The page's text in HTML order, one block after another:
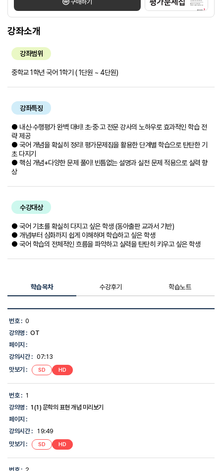
구매하기
강좌소개
강좌범위
중학교 1학년 국어 1학기 ( 1단원 ~ 4단원)
강좌특징
● 내신·수행평가 완벽 대비! 초·중·고 전문 강사의 노하우로 효과적인 학습 전
략 제공
● 국어 개념을 확실히 정리! 평가문제집을 활용한 단계별 학습으로 탄탄한 기
초 다지기
● 핵심 개념+다양한 문제 풀이! 빈틈없는 설명과 실전 문제 적용으로 실력 향
상
수강대상
● 국어 기초를 확실히 다지고 싶은 학생 (동아출판 교과서 기반)
● 개념부터 심화까지 쉽게 이해하며 학습하고 싶은 학생
● 국어 학습의 전체적인 흐름을 파악하고 실력을 탄탄히 키우고 싶은 학생
학습목차 수강후기 학습노트
습
목
차
목
록
번
강
의
명,
강
의
간,
맛
보
번호 : 0
강의명 : OT
페이지 :
강의시간 : 07:13
맛보기 :
SD HD
번호 : 1
강의명 : 1(1) 문학의 표현 개념 미리보기
페이지 :
강의시간 :
19:49
맛보기 :
SD HD